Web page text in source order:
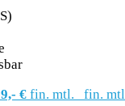
€ fin. mtl. fin.